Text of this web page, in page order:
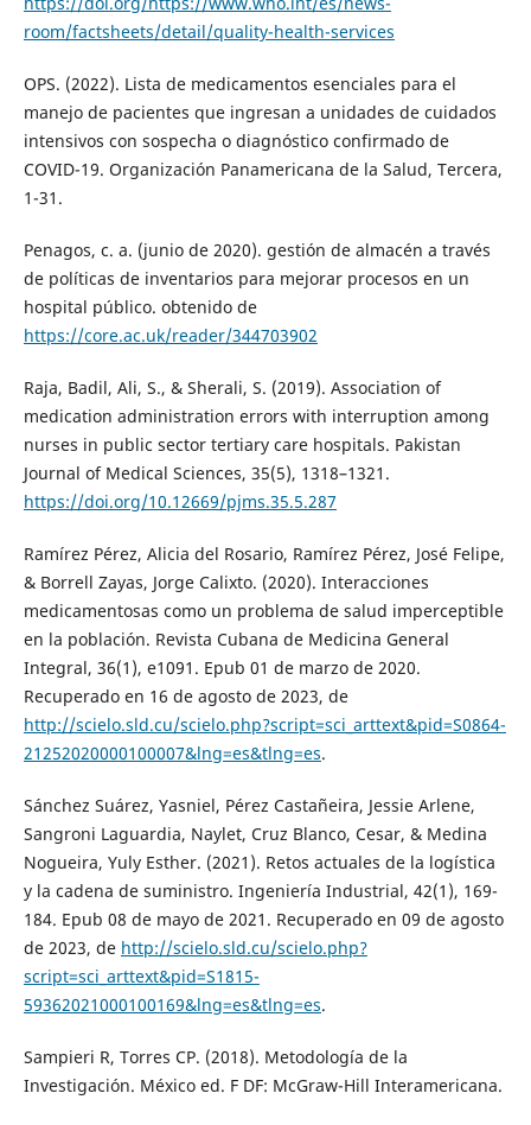
room/factsheets/detail/quality-health-services
OPS. (2022). Lista de medicamentos esenciales para el
manejo de pacientes que ingresan a unidades de cuidados
intensivos con sospecha o diagnóstico confirmado de
COVID-19. Organización Panamericana de la Salud, Tercera,
1-31.
Penagos, c. a. (junio de 2020). gestión de almacén a través
de políticas de inventarios para mejorar procesos en un
hospital público. obtenido de
https://core.ac.uk/reader/344703902
Raja, Badil, Ali, S., & Sherali, S. (2019). Association of
medication administration errors with interruption among
nurses in public sector tertiary care hospitals. Pakistan
Journal of Medical Sciences, 35(5), 1318–1321.
https://doi.org/10.12669/pjms.35.5.287
Ramírez Pérez, Alicia del Rosario, Ramírez Pérez, José Felipe,
& Borrell Zayas, Jorge Calixto. (2020). Interacciones
medicamentosas como un problema de salud imperceptible
en la población. Revista Cubana de Medicina General
Integral, 36(1), e1091. Epub 01 de marzo de 2020.
Recuperado en 16 de agosto de 2023, de
http://scielo.sld.cu/scielo.php?script=sci_arttext&pid=S0864-
21252020000100007&lng=es&tlng=es.
Sánchez Suárez, Yasniel, Pérez Castañeira, Jessie Arlene,
Sangroni Laguardia, Naylet, Cruz Blanco, Cesar, & Medina
Nogueira, Yuly Esther. (2021). Retos actuales de la logística
y la cadena de suministro. Ingeniería Industrial, 42(1), 169-
184. Epub 08 de mayo de 2021. Recuperado en 09 de agosto
de 2023, de http://scielo.sld.cu/scielo.php?
script=sci_arttext&pid=S1815-
59362021000100169&lng=es&tlng=es.
Sampieri R, Torres CP. (2018). Metodología de la
Investigación. México ed. F DF: McGraw-Hill Interamericana.